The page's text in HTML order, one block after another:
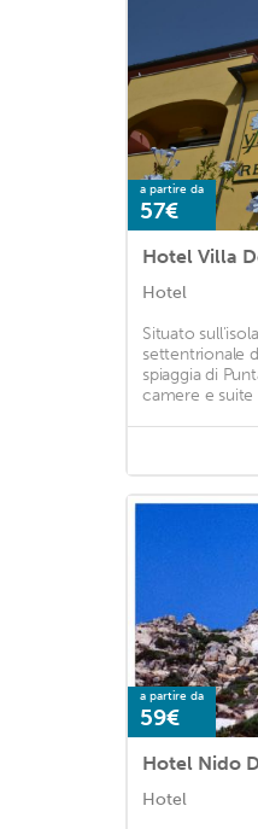
a partire da
57€
Hotel Villa
Hotel
Situato
settentrionale
spiaggia di
camere e suite
a partire da
59€
Hotel Nido
Hotel